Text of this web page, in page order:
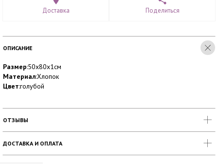
Доставка Поделиться
ОПИСАНИЕ
Размер:50х80х1см
Материал:Хлопок
Цвет:голубой
ОТЗЫВЫ
ДОСТАВКА И ОПЛАТА